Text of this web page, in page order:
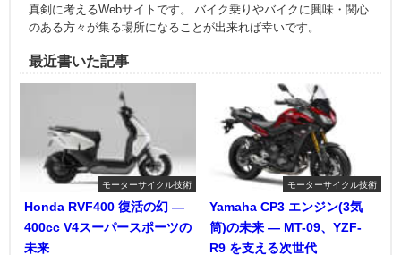
真剣に考えるWebサイトです。 バイク乗りやバイクに興味・関心
のある方々が集る場所になることが出来れば幸いです。
最近書いた記事
モーターサイクル技術
Honda RVF400 復活の幻 ―
400cc V4スーパースポーツの
未来
モーターサイクル技術
Yamaha CP3 エンジン(3気
筒)の未来 ― MT-09、YZF-
R9 を支える次世代